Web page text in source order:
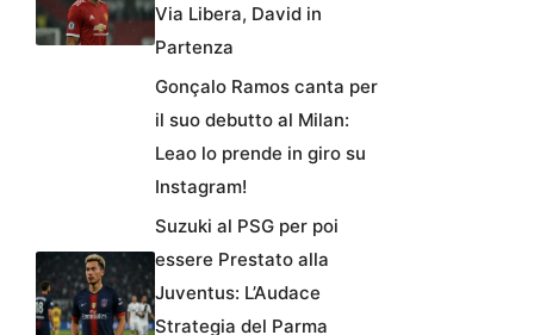
Via Libera, David in
Partenza
Gonçalo Ramos canta per
il suo debutto al Milan:
Leao lo prende in giro su
Instagram!
Suzuki al PSG per poi
essere Prestato alla
Juventus: L’Audace
Strategia del Parma